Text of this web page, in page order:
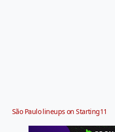
São Paulo lineups on Starting11